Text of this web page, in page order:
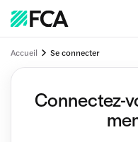
Accueil Se connecter
Connectez-